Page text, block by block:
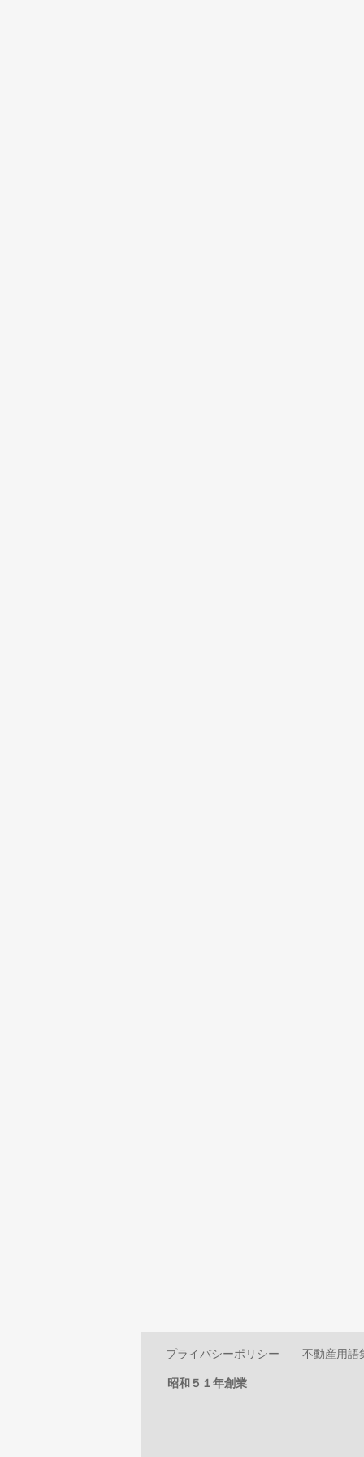
プライバシーポリシー 不動産用語
昭和５１年創業